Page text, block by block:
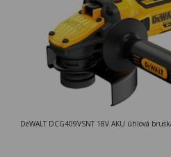
DeWALT DCG409VSNT 18V AKU úhlová